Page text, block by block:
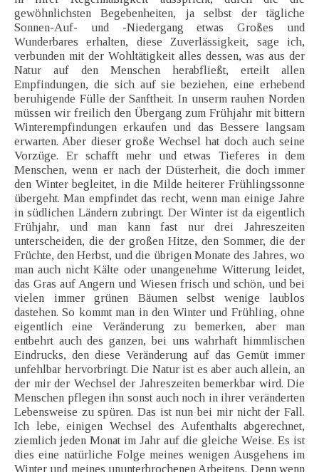
gewöhnlichsten Begebenheiten, ja selbst der tägliche
Sonnen-Auf- und -Niedergang etwas Großes und
Wunderbares erhalten, diese Zuverlässigkeit, sage ich,
verbunden mit der Wohltätigkeit alles dessen, was aus der
Natur auf den Menschen herabfließt, erteilt allen
Empfindungen, die sich auf sie beziehen, eine erhebend
beruhigende Fülle der Sanftheit. In unserm rauhen Norden
müssen wir freilich den Übergang zum Frühjahr mit bittern
Winterempfindungen erkaufen und das Bessere langsam
erwarten. Aber dieser große Wechsel hat doch auch seine
Vorzüge. Er schafft mehr und etwas Tieferes in dem
Menschen, wenn er nach der Düsterheit, die doch immer
den Winter begleitet, in die Milde heiterer Frühlingssonne
übergeht. Man empfindet das recht, wenn man einige Jahre
in südlichen Ländern zubringt. Der Winter ist da eigentlich
Frühjahr, und man kann fast nur drei Jahreszeiten
unterscheiden, die der großen Hitze, den Sommer, die der
Früchte, den Herbst, und die übrigen Monate des Jahres, wo
man auch nicht Kälte oder unangenehme Witterung leidet,
das Gras auf Angern und Wiesen frisch und schön, und bei
vielen immer grünen Bäumen selbst wenige laublos
dastehen. So kommt man in den Winter und Frühling, ohne
eigentlich eine Veränderung zu bemerken, aber man
entbehrt auch des ganzen, bei uns wahrhaft himmlischen
Eindrucks, den diese Veränderung auf das Gemüt immer
unfehlbar hervorbringt. Die Natur ist es aber auch allein, an
der mir der Wechsel der Jahreszeiten bemerkbar wird. Die
Menschen pflegen ihn sonst auch noch in ihrer veränderten
Lebensweise zu spüren. Das ist nun bei mir nicht der Fall.
Ich lebe, einigen Wechsel des Aufenthalts abgerechnet,
ziemlich jeden Monat im Jahr auf die gleiche Weise. Es ist
dies eine natürliche Folge meines wenigen Ausgehens im
Winter und meines ununterbrochenen Arbeitens. Denn wenn